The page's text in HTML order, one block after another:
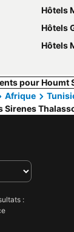
Hôtels
Hôtels
Hôtels
pour Houmt
Afrique
Sirenes
: